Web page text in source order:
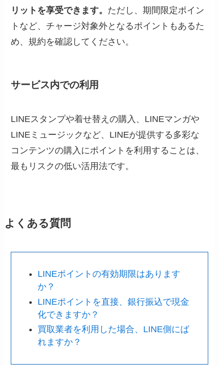
リットを享受できます。 ただし、期間限定ポイン
トなど、チャージ対象外となるポイントもあるた
め、規約を確認してください。
サービス内での利用
LINEスタンプや着せ替えの購入、LINEマンガや
LINEミュージックなど、LINEが提供する多彩な
コンテンツの購入にポイントを利用することは、
最もリスクの低い活用法です。
よくある質問
LINEポイントの有効期限はあります
か？
LINEポイントを直接、銀行振込で現金
化できますか？
買取業者を利用した場合、LINE側にば
れますか？